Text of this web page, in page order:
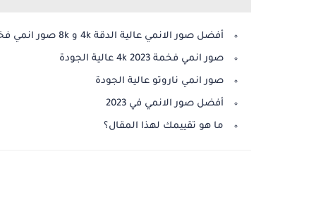
أفضل صور الانمي عالية الدقة 4k و 8k صور انمي فخمة
صور انمي فخمة 2023 4k عالية الجودة
صور انمي ناروتو عالية الجودة
أفضل صور الانمي في 2023
ما هو تقييمك لهذا المقال؟